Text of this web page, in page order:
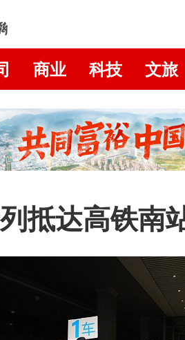
商业 科技 文旅
抵达高铁南